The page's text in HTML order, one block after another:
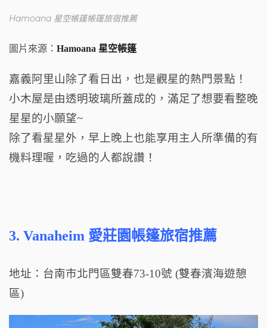
Hamoana 星空帳篷帳篷旅宿推薦
圖片來源： Hamoana 星空帳篷
嘉義阿里山除了看日出，也是觀星的熱門景點！
小木屋是由透明玻璃所蓋成的， 滿足了想要看整晚
星星的小願望~
除了看星星外，早上晚上也能享用主人所準備的有
機料理喔，吃過的人都說讚！
3. Vanaheim 愛莊園帳篷旅宿推薦
地址：台南市北門區雙春73-10號 (雙春濱海遊憩
區)